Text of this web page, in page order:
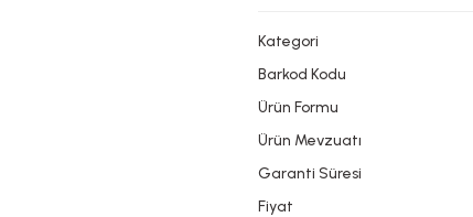
Kategori
Barkod Kodu
Ürün Formu
Ürün Mevzuatı
Garanti Süresi
Fiyat